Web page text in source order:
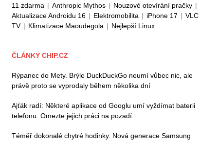
11 zdarma | Anthropic Mythos | Nouzové otevírání pračky |
Aktualizace Androidu 16 | Elektromobilita | iPhone 17 | VLC
TV | Klimatizace Maoudegola | Nejlepší Linux
ČLÁNKY CHIP.CZ
Rýpanec do Mety. Brýle DuckDuckGo neumí vůbec nic, ale
právě proto se vyprodaly během několika dní
Ajťák radí: Některé aplikace od Googlu umí vyždímat baterii
telefonu. Omezte jejich práci na pozadí
Téměř dokonalé chytré hodinky. Nová generace Samsung